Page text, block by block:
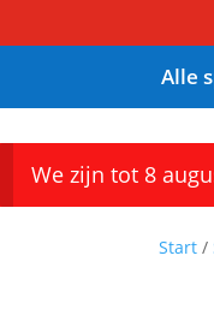
Alle
We zijn tot 8
Start /